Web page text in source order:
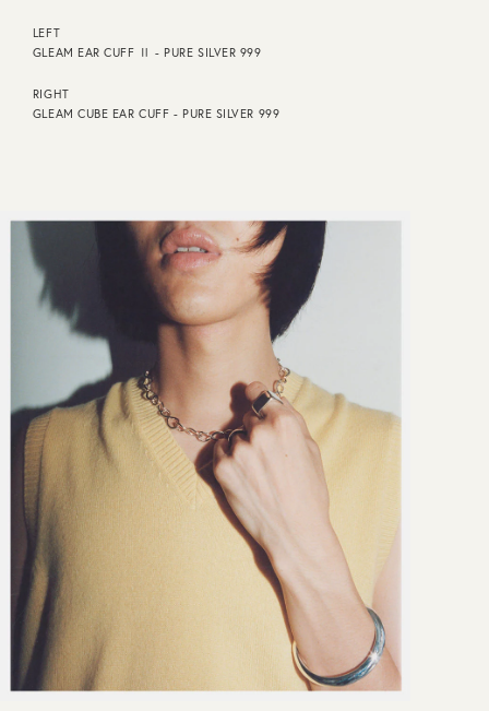
LEFT
GLEAM EAR CUFF Ⅱ - PURE SILVER 999
RIGHT
GLEAM CUBE EAR CUFF - PURE SILVER 999